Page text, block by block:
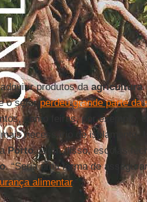
produtos daagricultura
o setorperdeu grande parte da
como feiras, por exemplo,
necessário de isolamento.
Porto. Além disso, escolas
. “Seria uma forma de
alimentar.”